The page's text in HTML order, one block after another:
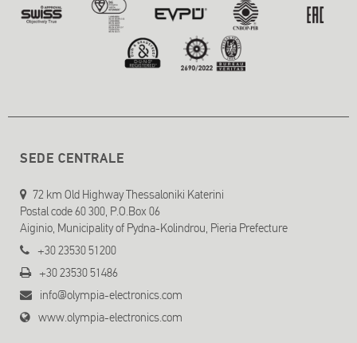
SEDE CENTRALE
72 km Old Highway Thessaloniki Katerini
Postal code 60 300, P.O.Box 06
Aiginio, Municipality of Pydna-Kolindrou, Pieria Prefecture
+30 23530 51200
+30 23530 51486
info@olympia-electronics.com
www.olympia-electronics.com